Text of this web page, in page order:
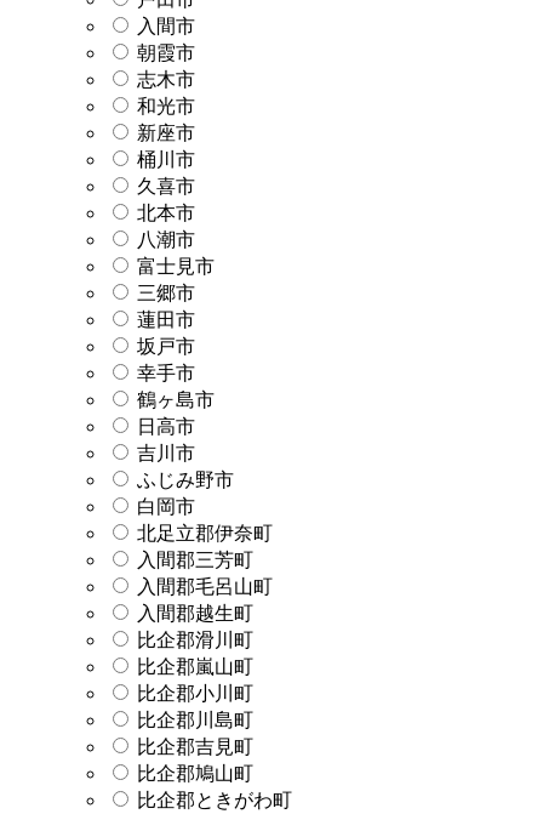
入間市
朝霞市
志木市
和光市
新座市
桶川市
久喜市
北本市
八潮市
富士見市
三郷市
蓮田市
坂戸市
幸手市
鶴ヶ島市
日高市
吉川市
ふじみ野市
白岡市
北足立郡伊奈町
入間郡三芳町
入間郡毛呂山町
入間郡越生町
比企郡滑川町
比企郡嵐山町
比企郡小川町
比企郡川島町
比企郡吉見町
比企郡鳩山町
比企郡ときがわ町